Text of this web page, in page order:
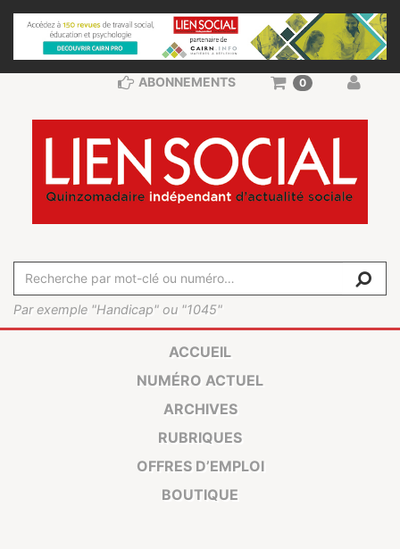
Par exemple "Handicap" ou "1045"
ABONNEMENTS 0
ACCUEIL
NUMÉRO ACTUEL
ARCHIVES
RUBRIQUES
OFFRES D’EMPLOI
BOUTIQUE